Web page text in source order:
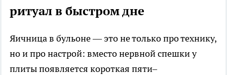
ритуал в быстром дне
Яичница в бульоне — это не только про технику,
но и про настрой: вместо нервной спешки у
плиты появляется короткая пяти–